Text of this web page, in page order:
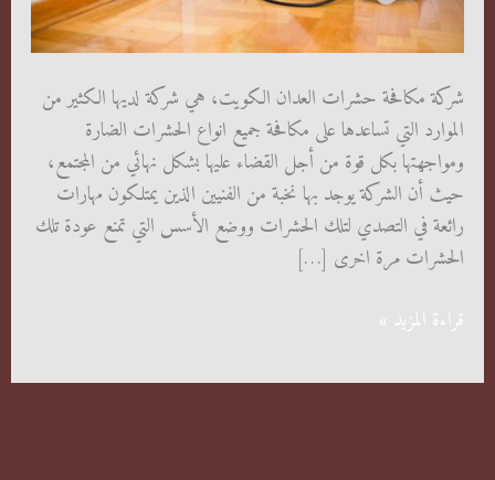
شركة مكافحة حشرات العدان الكويت، هي شركة لديها الكثير من
الموارد التي تساعدها على مكافحة جميع انواع الحشرات الضارة
ومواجهتها بكل قوة من أجل القضاء عليها بشكل نهائي من المجتمع،
حيث أن الشركة يوجد بها نخبة من الفنيين الذين يمتلكون مهارات
رائعة في التصدي لتلك الحشرات ووضع الأسس التي تمنع عودة تلك
الحشرات مرة اخرى […]
شركة
حشرات
قراءة المزيد »